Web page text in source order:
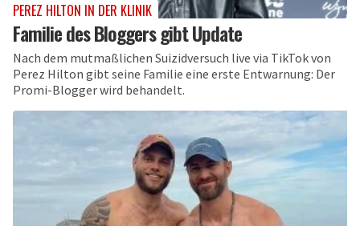
PEREZ HILTON IN DER KLINIK
Familie des Bloggers gibt Update
Nach dem mutmaßlichen Suizidversuch live via TikTok von
Perez Hilton gibt seine Familie eine erste Entwarnung: Der
Promi-Blogger wird behandelt.